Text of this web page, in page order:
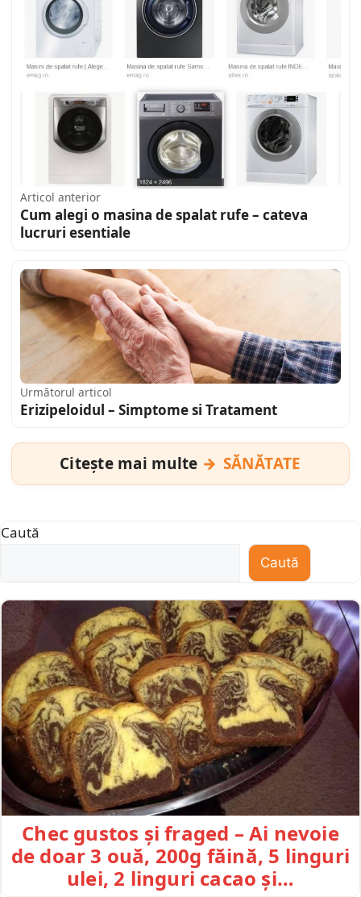
Articol anterior
Cum alegi o masina de spalat rufe – cateva
lucruri esentiale
Următorul articol
Erizipeloidul – Simptome si Tratament
Citește mai multe SĂNĂTATE
Caută
Caută
Chec gustos și fraged – Ai nevoie
de doar 3 ouă, 200g făină, 5 linguri
ulei, 2 linguri cacao și…